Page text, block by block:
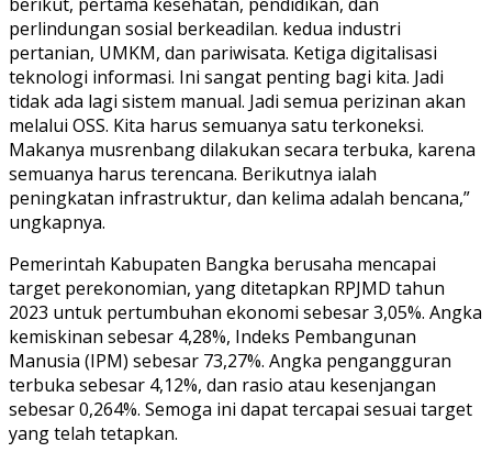
perlindungan sosial berkeadilan. kedua industri
pertanian, UMKM, dan pariwisata. Ketiga digitalisasi
teknologi informasi. Ini sangat penting bagi kita. Jadi
tidak ada lagi sistem manual. Jadi semua perizinan akan
melalui OSS. Kita harus semuanya satu terkoneksi.
Makanya musrenbang dilakukan secara terbuka, karena
semuanya harus terencana. Berikutnya ialah
peningkatan infrastruktur, dan kelima adalah bencana,”
ungkapnya.
Pemerintah Kabupaten Bangka berusaha mencapai
target perekonomian, yang ditetapkan RPJMD tahun
2023 untuk pertumbuhan ekonomi sebesar 3,05%. Angka
kemiskinan sebesar 4,28%, Indeks Pembangunan
Manusia (IPM) sebesar 73,27%. Angka pengangguran
terbuka sebesar 4,12%, dan rasio atau kesenjangan
sebesar 0,264%. Semoga ini dapat tercapai sesuai target
yang telah tetapkan.